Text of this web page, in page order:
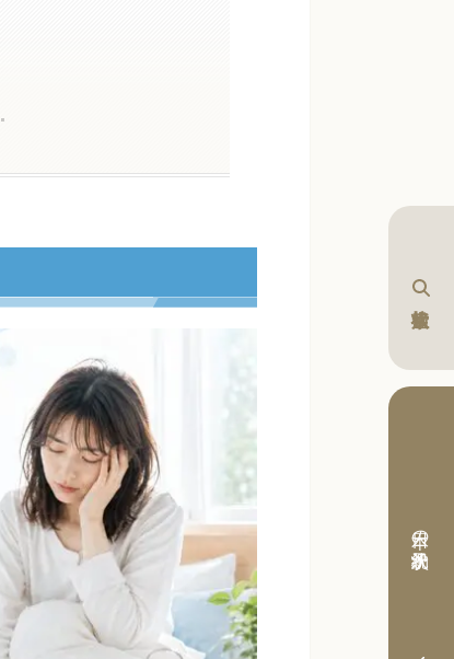
本日の予約状況